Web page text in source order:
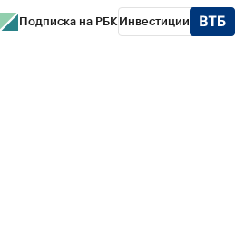
Подписка на РБК Инвестиции